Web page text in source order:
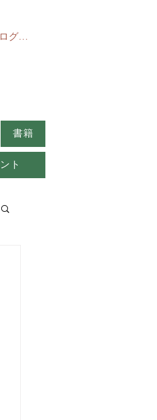
ログイン
書籍
ト